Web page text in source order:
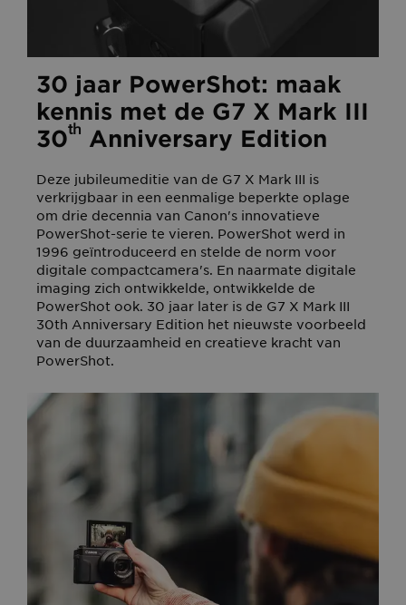
30 jaar PowerShot: maak
kennis met de G7 X Mark III
30th Anniversary Edition
Deze jubileumeditie van de G7 X Mark III is
verkrijgbaar in een eenmalige beperkte oplage
om drie decennia van Canon's innovatieve
PowerShot-serie te vieren. PowerShot werd in
1996 geïntroduceerd en stelde de norm voor
digitale compactcamera's. En naarmate digitale
imaging zich ontwikkelde, ontwikkelde de
PowerShot ook. 30 jaar later is de G7 X Mark III
30th Anniversary Edition het nieuwste voorbeeld
van de duurzaamheid en creatieve kracht van
PowerShot.